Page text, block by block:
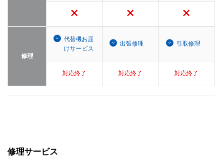
修理
代替機お届
けサービス
出張修理 引取修理
対応終了 対応終了 対応終了
修理サービス